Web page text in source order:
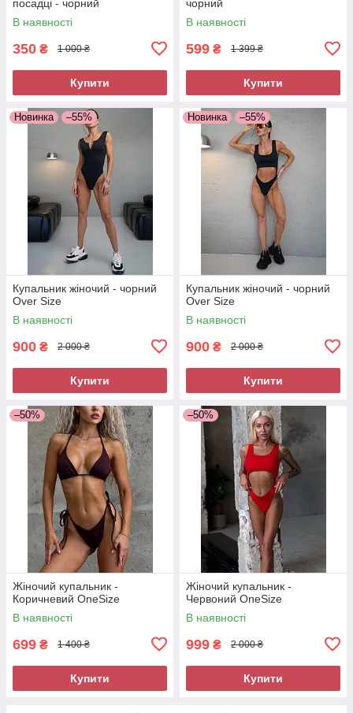
посадці - чорний
В наявності
350 ₴ 1 000 ₴
Купити
чорний
В наявності
599 ₴ 1 399 ₴
Купити
Новинка –55%
Купальник жіночий - чорний
Over Size
В наявності
900 ₴ 2 000 ₴
Купити
Новинка –55%
Купальник жіночий - чорний
Over Size
В наявності
900 ₴ 2 000 ₴
Купити
–50%
Жіночий купальник -
Коричневий OneSize
В наявності
699 ₴ 1 400 ₴
Купити
–50%
Жіночий купальник -
Червоний OneSize
В наявності
999 ₴ 2 000 ₴
Купити